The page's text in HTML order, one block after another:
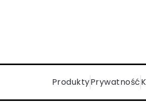
ProduktyPrywatność